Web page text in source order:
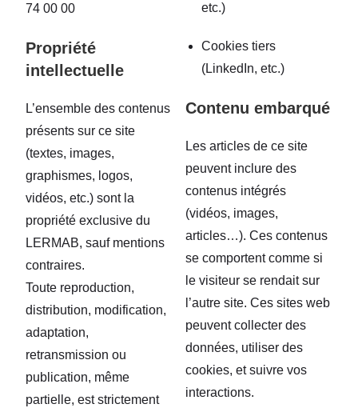
74 00 00
Propriété
intellectuelle
L’ensemble des contenus
présents sur ce site
(textes, images,
graphismes, logos,
vidéos, etc.) sont la
propriété exclusive du
LERMAB, sauf mentions
contraires.
Toute reproduction,
distribution, modification,
adaptation,
retransmission ou
publication, même
partielle, est strictement
etc.)
Cookies tiers
(LinkedIn, etc.)
Contenu embarqué
Les articles de ce site
peuvent inclure des
contenus intégrés
(vidéos, images,
articles…). Ces contenus
se comportent comme si
le visiteur se rendait sur
l’autre site. Ces sites web
peuvent collecter des
données, utiliser des
cookies, et suivre vos
interactions.